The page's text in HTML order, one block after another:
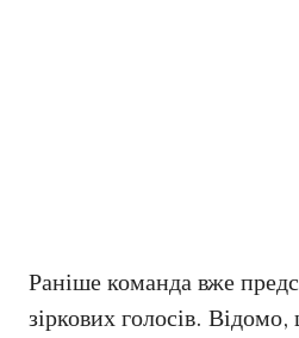
Раніше команда вже
зіркових голосів.